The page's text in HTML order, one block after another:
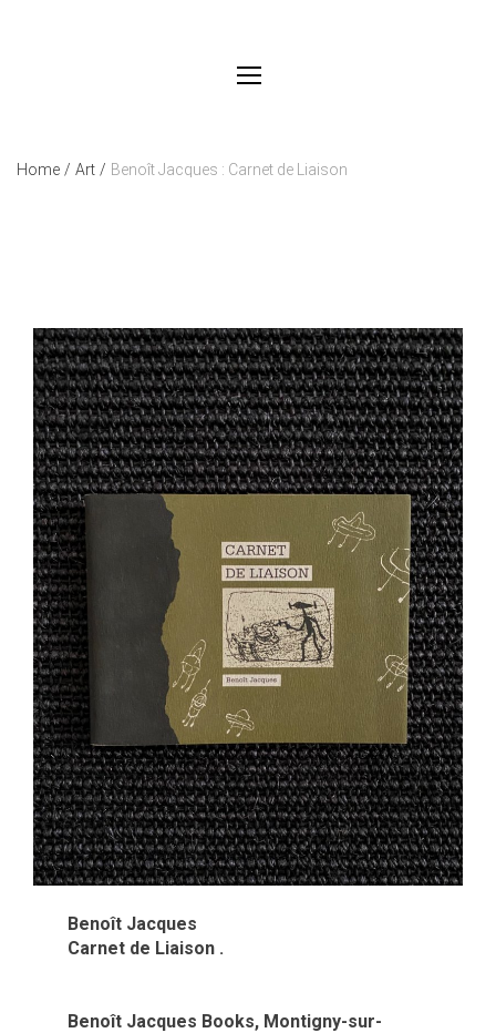
Home / Art / Benoît Jacques : Carnet de Liaison
Benoît Jacques
Carnet de Liaison .
Benoît Jacques Books, Montigny-sur-